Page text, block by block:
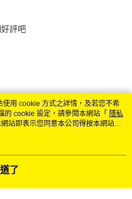
評吧
用 cookie 方式之詳情，及若您不希
的 cookie 設定，請參閱本網站「 隱私
站即表示您同意本公司得按本網站使
了